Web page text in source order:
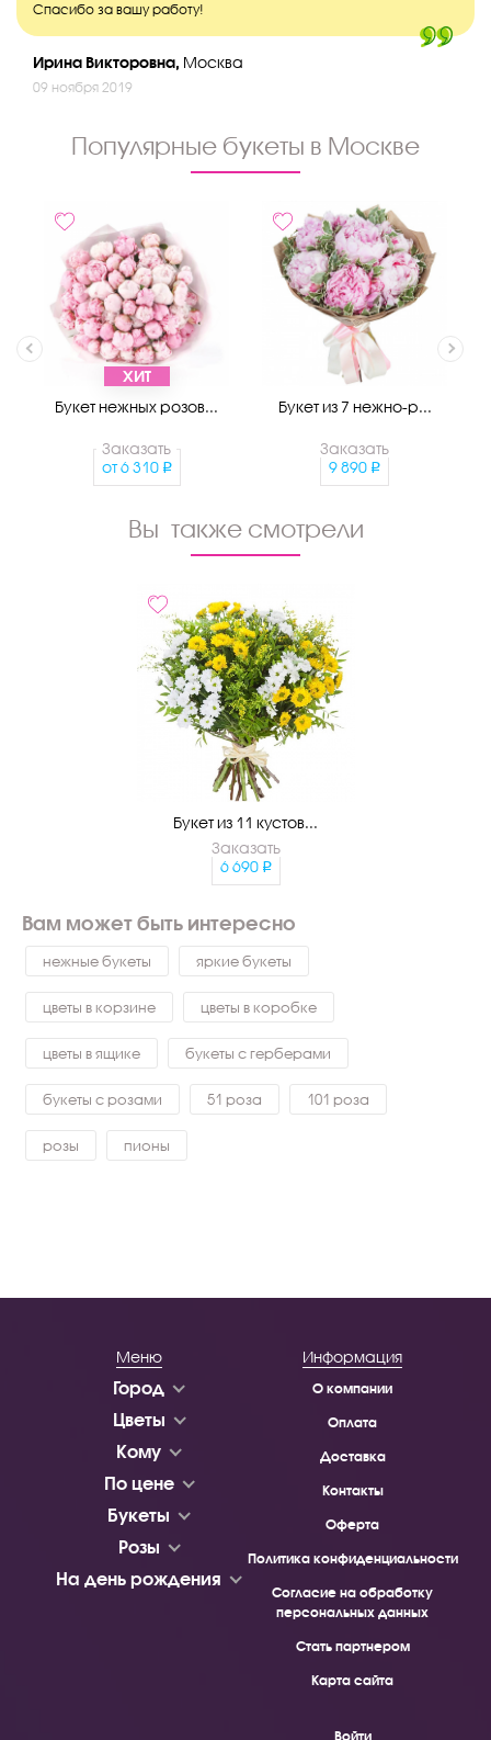
Спасибо за вашу работу!
Ирина Викторовна, Москва
09 ноября 2019
Популярные букеты в Москве
ХИТ
Букет нежных розов...
Заказать
от 6 310
Букет из 7 нежно-р...
Заказать
9 890
Вы также смотрели
Букет из 11 кустов...
Заказать
6 690
Вам может быть интересно
нежные букеты яркие букеты
цветы в корзине цветы в коробке
цветы в ящике букеты с герберами
букеты с розами 51 роза 101 роза
розы пионы
Меню
Город
Цветы
Кому
По цене
Букеты
Розы
На день рождения
Информация
О компании
Оплата
Доставка
Контакты
Оферта
Политика конфиденциальности
Согласие на обработку
персональных данных
Стать партнером
Карта сайта
Войти